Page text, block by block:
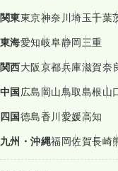
関東東京神奈川埼玉千葉
東海愛知岐阜静岡三重
関西大阪京都兵庫滋賀奈
中国広島岡山鳥取島根山
四国徳島香川愛媛高知
九州・沖縄福岡佐賀長崎